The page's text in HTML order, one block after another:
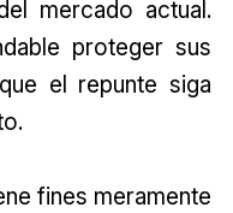
mercado actual.
proteger sus
el repunte siga
fines meramente